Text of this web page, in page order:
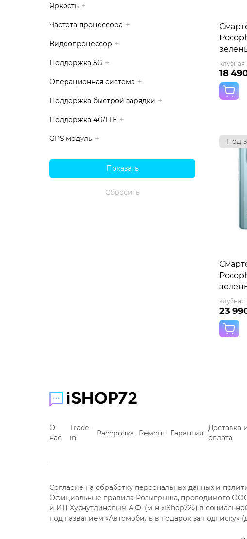
Яркость
Частота процессора
Видеопроцессор
Поддержка 5G
Операционная система
Поддержка быстрой зарядки
Поддержка 4G/LTE
GPS модуль
клубная
18
Под
клубная
23
О
нас
Trade-
in
Рассрочка Ремонт Гарантия
Доставка и
оплата
Согласие на обработку персональных данных и
Официальные правила Розыгрыша, проводимого
и ИП Хуснутдиновым А.Ф. (м-н «iShop72») в
под названием «Автомобиль в подарок за подписку»